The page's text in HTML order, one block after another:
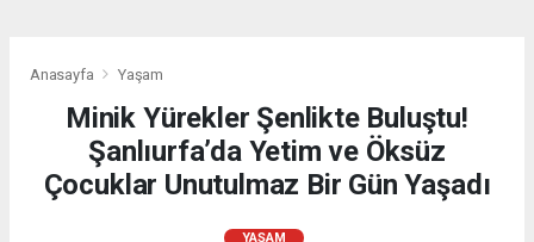
Anasayfa Yaşam
Minik Yürekler Şenlikte Buluştu!
Şanlıurfa’da Yetim ve Öksüz
Çocuklar Unutulmaz Bir Gün Yaşadı
YAŞAM